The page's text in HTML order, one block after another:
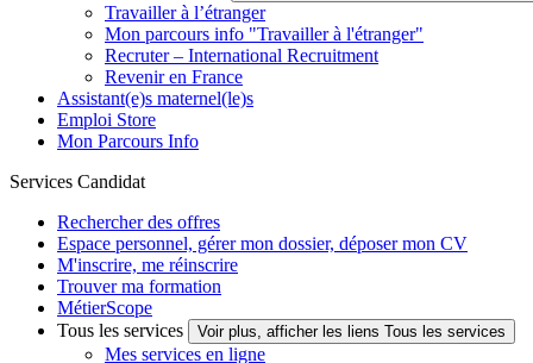
Travailler à l’étranger
Mon parcours info "Travailler à l'étranger"
Recruter – International Recruitment
Revenir en France
Assistant(e)s maternel(le)s
Emploi Store
Mon Parcours Info
Services Candidat
Rechercher des offres
Espace personnel, gérer mon dossier, déposer mon CV
M'inscrire, me réinscrire
Trouver ma formation
MétierScope
Tous les services
Voir plus, afficher les liens Tous les services
Mes services en ligne